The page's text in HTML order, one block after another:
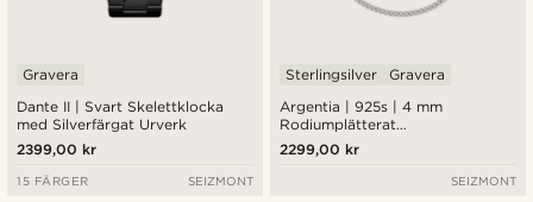
Dante II | Svart Skelettklocka
med Silverfärgat Urverk
Gravera
2399,00 kr
15 FÄRGER SEIZMONT
Argentia | 925s | 4 mm
Rodiumplätterat
Kantkedjeshalsband i
Sterlingsilver
Sterlingsilver Gravera
2299,00 kr
SEIZMONT